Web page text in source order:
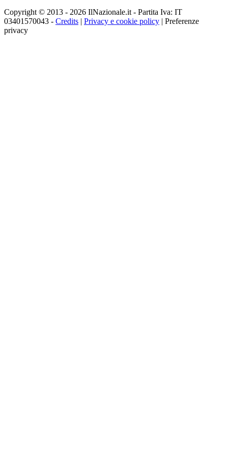
Copyright © 2013 - 2026 IlNazionale.it - Partita Iva: IT
03401570043 - Credits | Privacy e cookie policy | Preferenze
privacy